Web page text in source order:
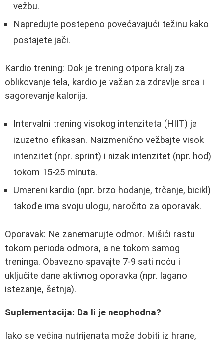
vežbu.
Napredujte postepeno povećavajući težinu kako
postajete jači.
Kardio trening: Dok je trening otpora kralj za
oblikovanje tela, kardio je važan za zdravlje srca i
sagorevanje kalorija.
Intervalni trening visokog intenziteta (HIIT) je
izuzetno efikasan. Naizmenično vežbajte visok
intenzitet (npr. sprint) i nizak intenzitet (npr. hod)
tokom 15-25 minuta.
Umereni kardio (npr. brzo hodanje, trčanje, bicikl)
takođe ima svoju ulogu, naročito za oporavak.
Oporavak: Ne zanemarujte odmor. Mišići rastu
tokom perioda odmora, a ne tokom samog
treninga. Obavezno spavajte 7-9 sati noću i
uključite dane aktivnog oporavka (npr. lagano
istezanje, šetnja).
Suplementacija: Da li je neophodna?
Iako se većina nutrijenata može dobiti iz hrane,